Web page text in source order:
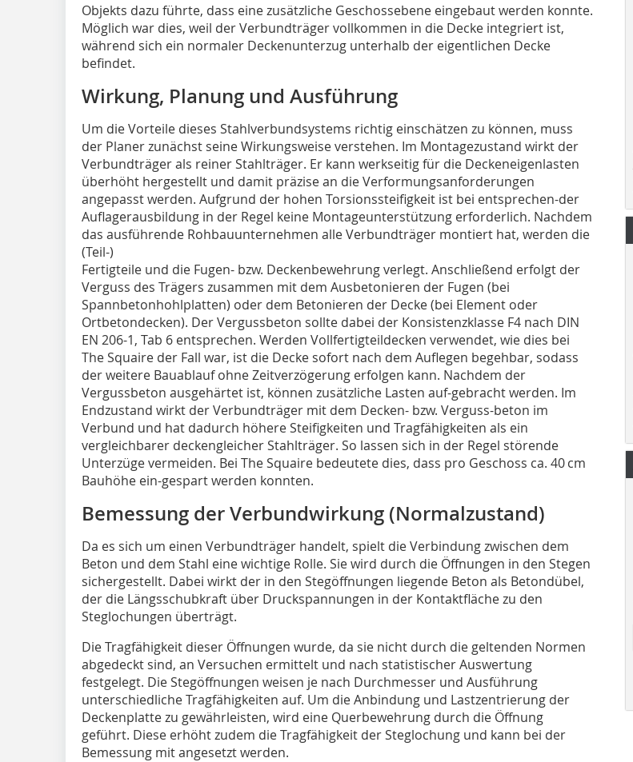
Objekts dazu führte, dass eine zusätzliche Geschossebene eingebaut werden konnte.
Möglich war dies, weil der Verbundträger vollkommen in die Decke integriert ist,
während sich ein normaler Deckenunterzug unterhalb der eigentlichen Decke
befindet.
Wirkung, Planung und Ausführung
Um die Vorteile dieses Stahlverbundsystems richtig einschätzen zu können, muss
der Planer zunächst seine Wirkungsweise verstehen. Im Montagezustand wirkt der
Verbundträger als reiner Stahlträger. Er kann werkseitig für die Deckeneigenlasten
überhöht hergestellt und damit präzise an die Verformungsanforderungen
angepasst werden. Aufgrund der hohen Torsionssteifigkeit ist bei entsprechen-der
Auflagerausbildung in der Regel keine Montageunterstützung erforderlich. Nachdem
das ausführende Rohbauunternehmen alle Verbundträger montiert hat, werden die
(Teil-)
Fertigteile und die Fugen- bzw. Deckenbewehrung verlegt. Anschließend erfolgt der
Verguss des Trägers zusammen mit dem Ausbetonieren der Fugen (bei
Spannbetonhohlplatten) oder dem Betonieren der Decke (bei Element oder
Ortbetondecken). Der Vergussbeton sollte dabei der Konsistenzklasse F4 nach DIN
EN 206-1, Tab 6 entsprechen. Werden Vollfertigteildecken verwendet, wie dies bei
The Squaire der Fall war, ist die Decke sofort nach dem Auflegen begehbar, sodass
der weitere Bauablauf ohne Zeitverzögerung erfolgen kann. Nachdem der
Vergussbeton ausgehärtet ist, können zusätzliche Lasten auf-gebracht werden. Im
Endzustand wirkt der Verbundträger mit dem Decken- bzw. Verguss-beton im
Verbund und hat dadurch höhere Steifigkeiten und Tragfähigkeiten als ein
vergleichbarer deckengleicher Stahlträger. So lassen sich in der Regel störende
Unterzüge vermeiden. Bei The Squaire bedeutete dies, dass pro Geschoss ca. 40 cm
Bauhöhe ein-gespart werden konnten.
Bemessung der Verbundwirkung (Normalzustand)
Da es sich um einen Verbundträger handelt, spielt die Verbindung zwischen dem
Beton und dem Stahl eine wichtige Rolle. Sie wird durch die Öffnungen in den Stegen
sichergestellt. Dabei wirkt der in den Stegöffnungen liegende Beton als Betondübel,
der die Längsschubkraft über Druckspannungen in der Kontaktfläche zu den
Steglochungen überträgt.
Die Tragfähigkeit dieser Öffnungen wurde, da sie nicht durch die geltenden Normen
abgedeckt sind, an Versuchen ermittelt und nach statistischer Auswertung
festgelegt. Die Stegöffnungen weisen je nach Durchmesser und Ausführung
unterschiedliche Tragfähigkeiten auf. Um die Anbindung und Lastzentrierung der
Deckenplatte zu gewährleisten, wird eine Querbewehrung durch die Öffnung
geführt. Diese erhöht zudem die Tragfähigkeit der Steglochung und kann bei der
Bemessung mit angesetzt werden.